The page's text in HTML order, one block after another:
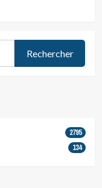
2795
134